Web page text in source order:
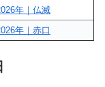
年｜仏滅
年｜赤口